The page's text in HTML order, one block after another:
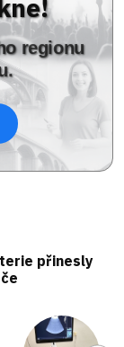
regionu
přinesly